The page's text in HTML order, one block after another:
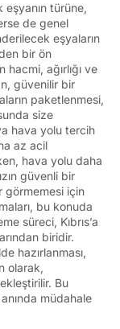
eşyanın türüne,
de genel
eşyaların
bir ön
hacmi, ağırlığı ve
güvenilir bir
paketlenmesi,
size
hava yolu tercih
az acil
hava yolu daha
güvenli bir
görmemesi için
bu konuda
süreci, Kıbrıs’a
biridir.
hazırlanması,
olarak,
Bu
müdahale